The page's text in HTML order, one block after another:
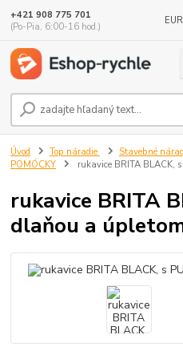
EUR
+421 908 775 701
(Po-Pia, 6:00-16 hod.)
Úvod Top náradie Stavebné
POMÓCKY
rukavice BRITA BLACK,
rukavice BRITA
dlaňou a